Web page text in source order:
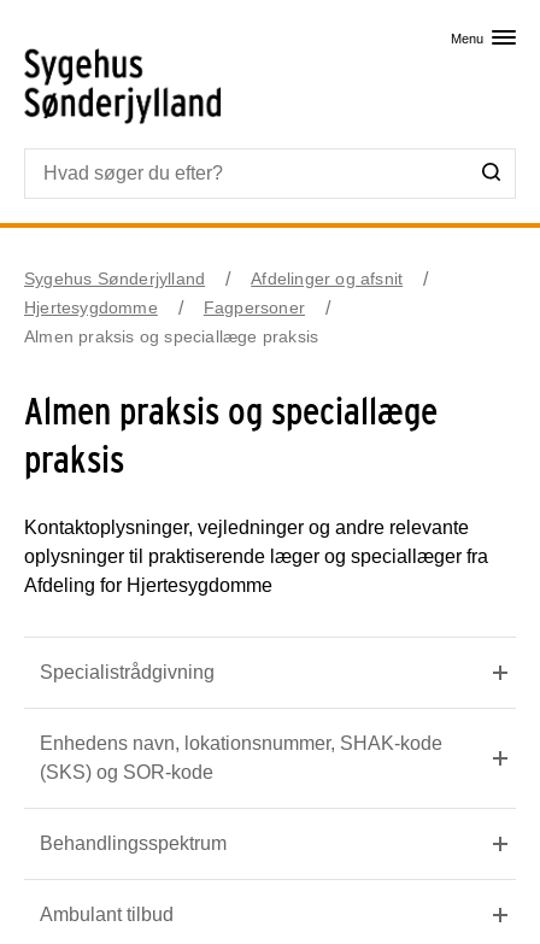
Menu
Sygehus Sønderjylland
Afdelinger og afsnit
Hjertesygdomme
Fagpersoner
Almen praksis og speciallæge praksis
Almen praksis og speciallæge
praksis
Kontaktoplysninger, vejledninger og andre relevante
oplysninger til praktiserende læger og speciallæger fra
Afdeling for Hjertesygdomme
Specialistrådgivning
Enhedens navn, lokationsnummer, SHAK-kode
(SKS) og SOR-kode
Behandlingsspektrum
Ambulant tilbud